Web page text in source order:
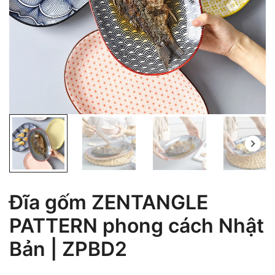
Đĩa gốm ZENTANGLE
PATTERN phong cách Nhật
Bản | ZPBD2